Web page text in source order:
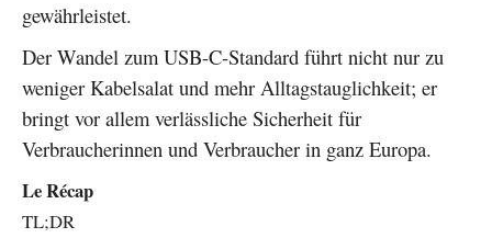
gewährleistet.
Der Wandel zum USB-C-Standard führt nicht nur zu
weniger Kabelsalat und mehr Alltagstauglichkeit; er
bringt vor allem verlässliche Sicherheit für
Verbraucherinnen und Verbraucher in ganz Europa.
Le Récap
TL;DR